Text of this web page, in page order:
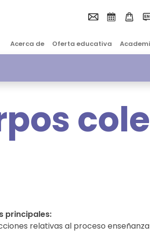
Acerca de Oferta educativa
principales:
relativas al proceso